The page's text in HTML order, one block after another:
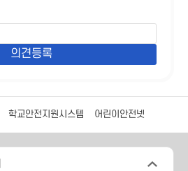
학교안전지원시스템 어린이안전넷